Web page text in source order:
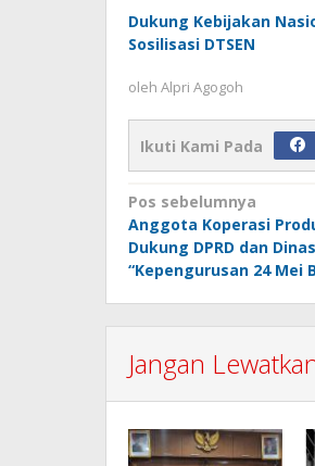
Dukung Kebijakan
Sosilisasi DTSEN
oleh Alpri Agogoh
Ikuti Kami Pada
Navigasi
pos
Pos sebelumnya
Anggota Koperasi
Dukung DPRD dan
“Kepengurusan 24 Mei
Jangan